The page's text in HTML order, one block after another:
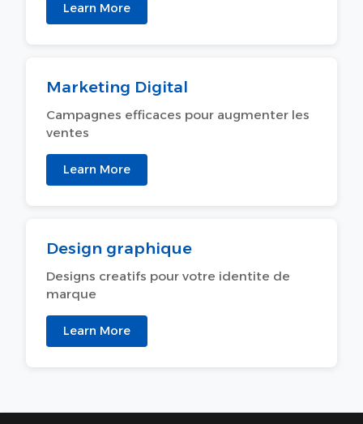
Learn More
Marketing Digital
Campagnes efficaces pour augmenter les
ventes
Learn More
Design graphique
Designs creatifs pour votre identite de
marque
Learn More